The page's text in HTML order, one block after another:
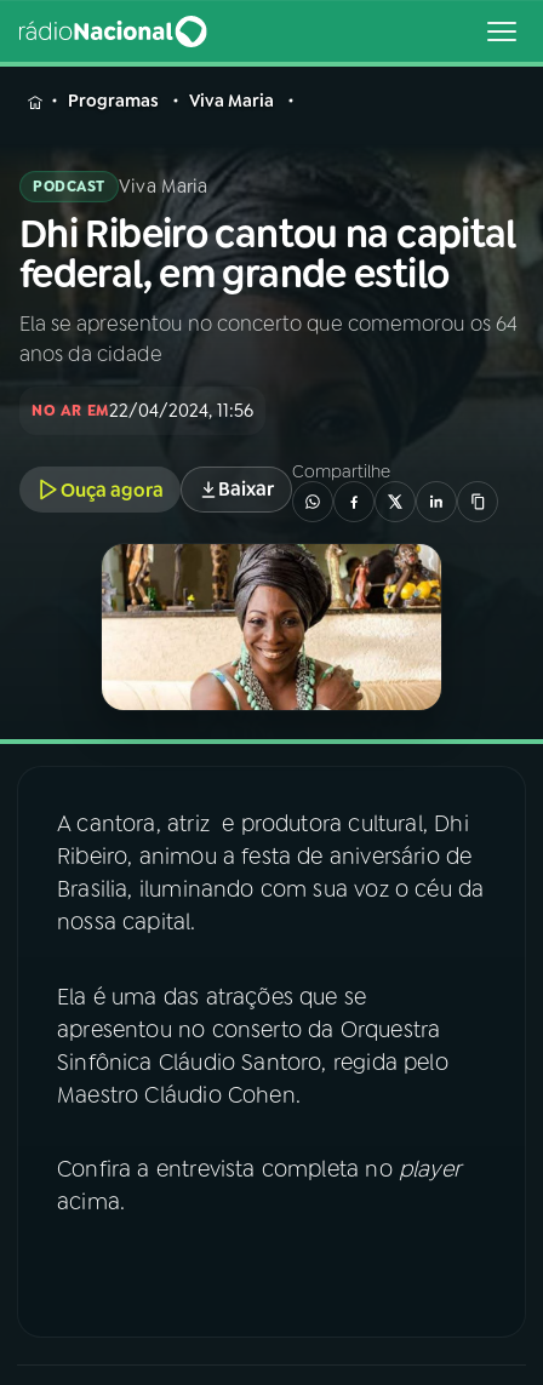
MENU
Buscar
na
Rádio
Nacional
Buscar
PROGRAMAÇÃO
PROGRAMAS
VIDEOCASTS
07ÚLTIMAS
08FESTIVAL DE MÚSICA
Instagram
Programas Viva Maria
PODCAST Viva Maria
Dhi Ribeiro cantou na capital
federal, em grande estilo
Ela se apresentou no concerto que comemorou os 64
anos da cidade
NO AR EM22/04/2024, 11:56
Ouça agora Baixar
Compartilhe
A cantora, atriz e produtora cultural, Dhi
Ribeiro, animou a festa de aniversário de
Brasilia, iluminando com sua voz o céu da
nossa capital.
Ela é uma das atrações que se
apresentou no conserto da Orquestra
Sinfônica Cláudio Santoro, regida pelo
Maestro Cláudio Cohen.
Confira a entrevista completa no player
acima.